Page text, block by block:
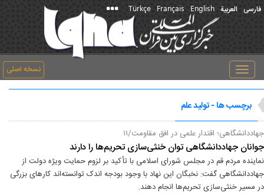
فارسی العربیة English
Français
Türkçe
نسخه اصلی
Toggle
navigation
برچسب ها - تولید علم
جهاددانشگاهی؛ اقتدار علمی در افق مقاومت/۱۱
جوانان جهاددانشگاهی توان خنثی‌سازی تحریم‌ها را دارند
نماینده مردم قم در مجلس شورای اسلامی با تأکید بر لزوم حمایت ویژه دولت از
جهاددانشگاهی گفت: نخبگان این نهاد با وجود بودجه اندک توانسته‌اند کارهای بزرگی
در مسیر خنثی‌سازی تحریم‌ها انجام دهند.